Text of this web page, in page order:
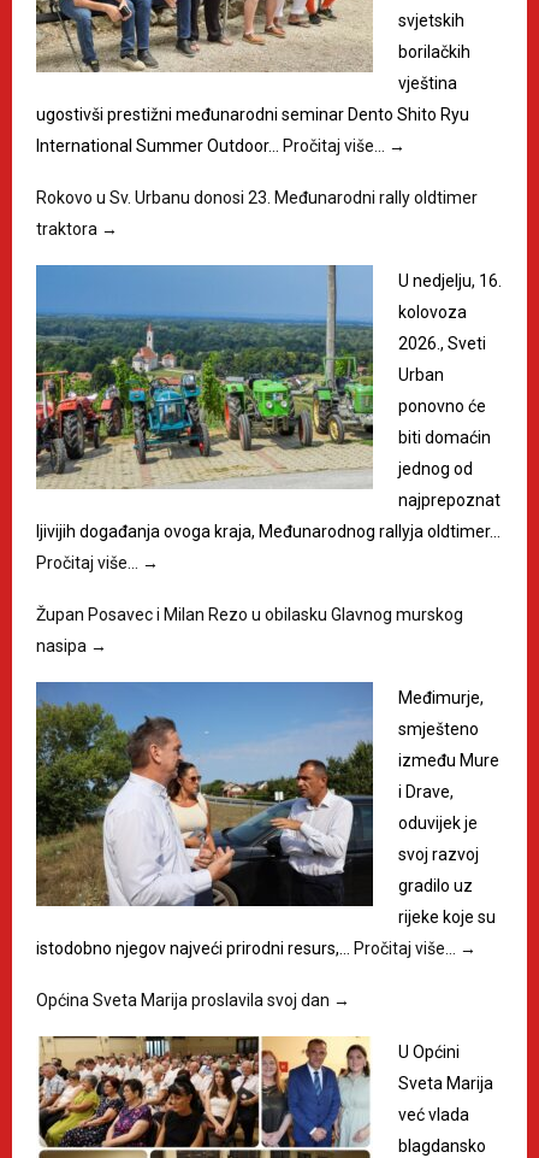
svjetskih
borilačkih
vještina
ugostivši prestižni međunarodni seminar Dento Shito Ryu
International Summer Outdoor…
Pročitaj više… →
Rokovo u Sv. Urbanu donosi 23. Međunarodni rally oldtimer
traktora →
U nedjelju, 16.
kolovoza
2026., Sveti
Urban
ponovno će
biti domaćin
jednog od
najprepoznat
ljivijih događanja ovoga kraja, Međunarodnog rallyja oldtimer…
Pročitaj više…
→
Župan Posavec i Milan Rezo u obilasku Glavnog murskog
nasipa →
Međimurje,
smješteno
između Mure
i Drave,
oduvijek je
svoj razvoj
gradilo uz
rijeke koje su
istodobno njegov najveći prirodni resurs,…
Pročitaj više… →
Općina Sveta Marija proslavila svoj dan →
U Općini
Sveta Marija
već vlada
blagdansko